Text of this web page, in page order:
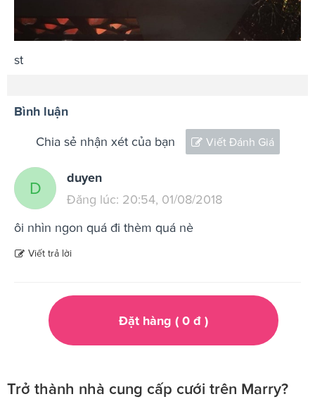
st
Bình luận
Chia sẻ nhận xét của bạn Viết Đánh Giá
D
duyen
Đăng lúc: 20:54, 01/08/2018
ôi nhìn ngon quá đi thèm quá nè
Viết trả lời
Đặt hàng ( 0đ )
Trở thành nhà cung cấp cưới trên Marry?